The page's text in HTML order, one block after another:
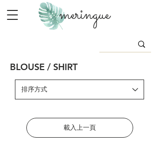
meringue
BLOUSE / SHIRT
載入上一頁